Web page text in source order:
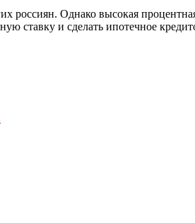
Однако высокая
ставку и сделать ипотечное